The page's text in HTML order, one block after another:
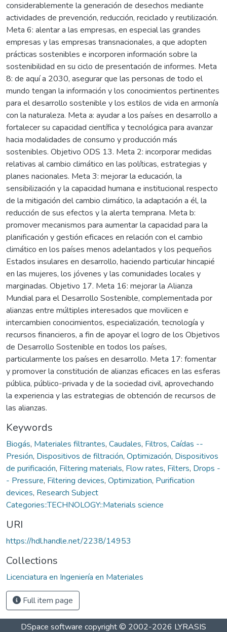
considerablemente la generación de desechos mediante
actividades de prevención, reducción, reciclado y reutilización.
Meta 6: alentar a las empresas, en especial las grandes
empresas y las empresas transnacionales, a que adopten
prácticas sostenibles e incorporen información sobre la
sostenibilidad en su ciclo de presentación de informes. Meta
8: de aquí a 2030, asegurar que las personas de todo el
mundo tengan la información y los conocimientos pertinentes
para el desarrollo sostenible y los estilos de vida en armonía
con la naturaleza. Meta a: ayudar a los países en desarrollo a
fortalecer su capacidad científica y tecnológica para avanzar
hacia modalidades de consumo y producción más
sostenibles. Objetivo ODS 13. Meta 2: incorporar medidas
relativas al cambio climático en las políticas, estrategias y
planes nacionales. Meta 3: mejorar la educación, la
sensibilización y la capacidad humana e institucional respecto
de la mitigación del cambio climático, la adaptación a él, la
reducción de sus efectos y la alerta temprana. Meta b:
promover mecanismos para aumentar la capacidad para la
planificación y gestión eficaces en relación con el cambio
climático en los países menos adelantados y los pequeños
Estados insulares en desarrollo, haciendo particular hincapié
en las mujeres, los jóvenes y las comunidades locales y
marginadas. Objetivo 17. Meta 16: mejorar la Alianza
Mundial para el Desarrollo Sostenible, complementada por
alianzas entre múltiples interesados que movilicen e
intercambien conocimientos, especialización, tecnología y
recursos financieros, a fin de apoyar el logro de los Objetivos
de Desarrollo Sostenible en todos los países,
particularmente los países en desarrollo. Meta 17: fomentar
y promover la constitución de alianzas eficaces en las esferas
pública, público-privada y de la sociedad civil, aprovechando
la experiencia y las estrategias de obtención de recursos de
las alianzas.
Keywords
Biogás, Materiales filtrantes, Caudales, Filtros, Caídas --
Presión, Dispositivos de filtración, Optimización, Dispositivos
de purificación, Filtering materials, Flow rates, Filters, Drops -
- Pressure, Filtering devices, Optimization, Purification
devices, Research Subject
Categories::TECHNOLOGY::Materials science
URI
https://hdl.handle.net/2238/14953
Collections
Licenciatura en Ingeniería en Materiales
Full item page
DSpace software copyright © 2002-2026 LYRASIS